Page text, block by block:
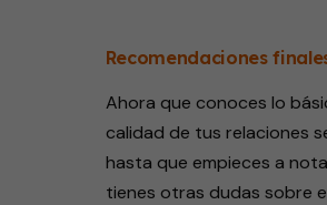
Recomendaciones
Ahora que conoces lo
calidad de tus relaciones
hasta que empieces a
tienes otras dudas sobre